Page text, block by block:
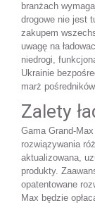
branżach
drogowe nie jest
zakupem
uwagę na
niedrogi,
Ukrainie
marż
Zalety
Gama Grand-
rozwiązywania
aktualizowana,
produkty.
opatentowane
Max będzie